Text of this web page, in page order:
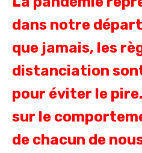
dans notre
que jamais, les
distanciation
pour éviter le
sur le
de chacun de